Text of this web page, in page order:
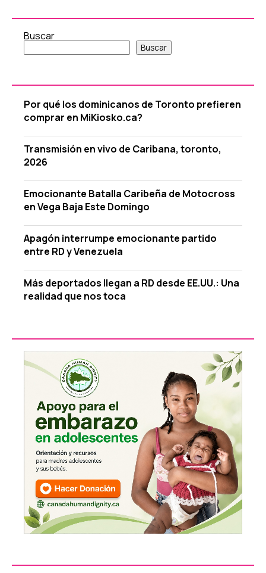
Buscar
Buscar
Por qué los dominicanos de Toronto prefieren
comprar en MiKiosko.ca?
Transmisión en vivo de Caribana, toronto,
2026
Emocionante Batalla Caribeña de Motocross
en Vega Baja Este Domingo
Apagón interrumpe emocionante partido
entre RD y Venezuela
Más deportados llegan a RD desde EE.UU.: Una
realidad que nos toca